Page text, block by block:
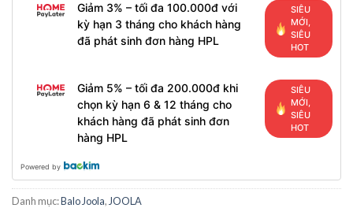
Giảm 3% – tối đa 100.000đ với
kỳ hạn 3 tháng cho khách hàng
đã phát sinh đơn hàng HPL
SIÊU
MỚI,
SIÊU
HOT
Giảm 5% – tối đa 200.000đ khi
chọn kỳ hạn 6 & 12 tháng cho
khách hàng đã phát sinh đơn
hàng HPL
SIÊU
MỚI,
SIÊU
HOT
Powered by
Danh mục:Balo Joola, JOOLA